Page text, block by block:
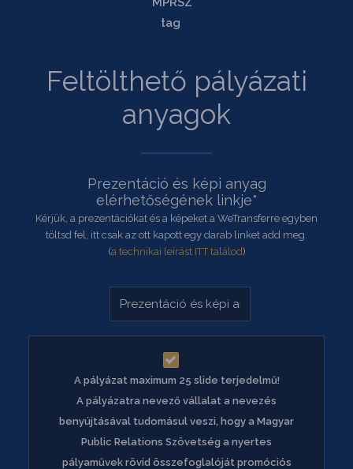
tag
Feltölthető pályázati
anyagok
Prezentáció és képi anyag
elérhetőségének linkje*
Kérjük, a prezentációkat és a képeket a WeTransferre egyben
töltsd fel, itt csak az ott kapott egy darab linket add meg.
(a technikai leírást ITT találod)
A pályázat maximum 25 slide terjedelmű!
A pályázatra nevező vállalat a nevezés
benyújtásával tudomásul veszi, hogy a Magyar
Public Relations Szövetség a nyertes
pályaművek rövid összefoglalóját promóciós